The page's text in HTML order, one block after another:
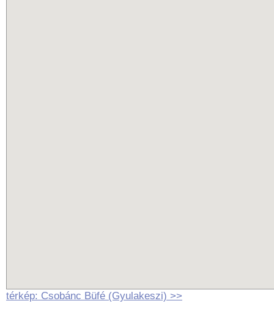
térkép: Csobánc Büfé (Gyulakeszi) >>